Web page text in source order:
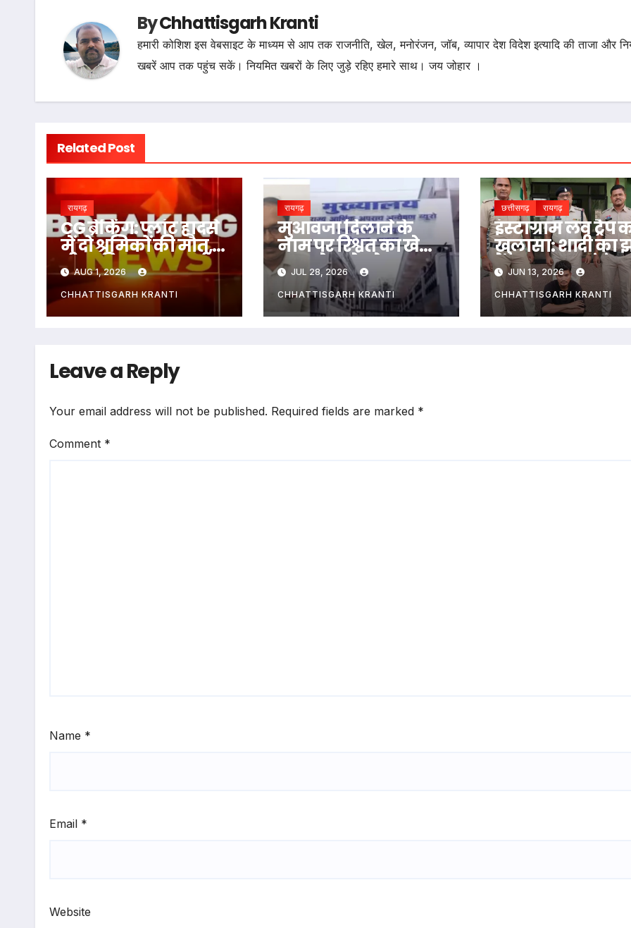
ByChhattisgarh Kranti
हमारी कोशिश इस वेबसाइट के माध्यम से आप तक राजनीति, खेल, मनोरंजन, जॉब, व्यापार देश विदेश इत्यादि की ताजा और
खबरें आप तक पहुंच सकें। नियमित खबरों के लिए जुड़े रहिए हमारे साथ। जय जोहार ।
Related Post
रायगढ़
CG ब्रेकिंग: प्लांट हादसे
में दो श्रमिकों की मौत,
तीन की हालत अब भी
गंभीर…
AUG 1, 2026
CHHATTISGARH KRANTI
रायगढ़
मुआवजा दिलाने के
नाम पर रिश्वत का खेल!
ACB ने कलेक्ट्रेट बाबू
को रंगे हाथ दबोचा…
JUL 28, 2026
CHHATTISGARH KRANTI
छत्तीसगढ़ रायगढ़
इंस्टाग्राम लव ट्रैप
खुलासा: शादी का
देकर बनाया संबंध,
गर्भवती होने पर
भागा
JUN 13, 2026
CHHATTISGARH KRANTI
Leave a Reply
Your email address will not be published. Required fields are marked *
Comment *
Name *
Email *
Website